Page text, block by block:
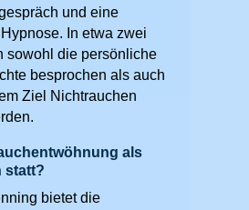
und eine
In etwa zwei
sowohl die persönliche
besprochen als auch
Ziel Nichtrauchen
als
statt?
bietet die